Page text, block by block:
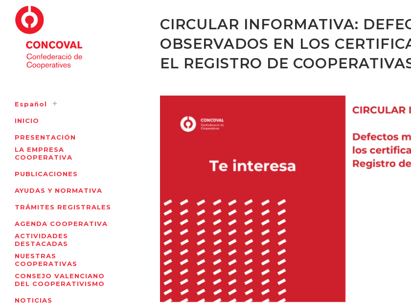
Español
INICIO
PRESENTACIÓN
LA EMPRESA
COOPERATIVA
PUBLICACIONES
AYUDAS Y NORMATIVA
TRÁMITES REGISTRALES
AGENDA COOPERATIVA
ACTIVIDADES
DESTACADAS
NUESTRAS
COOPERATIVAS
CONSEJO VALENCIANO
DEL COOPERATIVISMO
NOTICIAS
CIRCULAR INFORMATIVA:
OBSERVADOS EN LOS
EL REGISTRO DE